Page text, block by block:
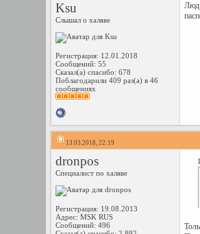
Ksu
Слышал о халяве
Регистрация: 12.01.2018
Сообщений: 55
Сказал(а) спасибо: 678
Поблагодарили 409 раз(а) в 46
сообщениях
13.03.2018, 22:19
dronpos
Специалист по халяве
Регистрация: 19.08.2013
Адрес: MSK RUS
Сообщений: 496